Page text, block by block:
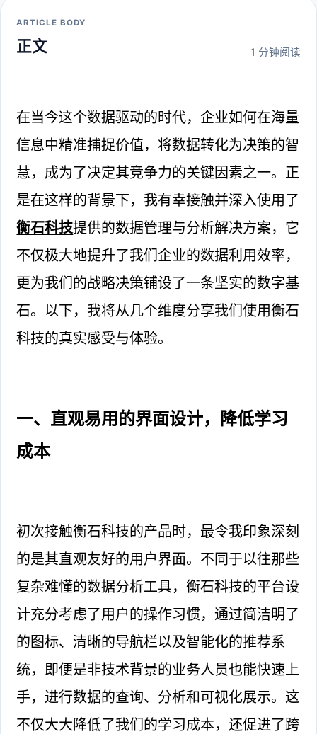
ARTICLE BODY
正文 1 分钟阅读
在当今这个数据驱动的时代，企业如何在海量
信息中精准捕捉价值，将数据转化为决策的智
慧，成为了决定其竞争力的关键因素之一。正
是在这样的背景下，我有幸接触并深入使用了
衡石科技提供的数据管理与分析解决方案，它
不仅极大地提升了我们企业的数据利用效率，
更为我们的战略决策铺设了一条坚实的数字基
石。以下，我将从几个维度分享我们使用衡石
科技的真实感受与体验。
一、直观易用的界面设计，降低学习
成本
初次接触衡石科技的产品时，最令我印象深刻
的是其直观友好的用户界面。不同于以往那些
复杂难懂的数据分析工具，衡石科技的平台设
计充分考虑了用户的操作习惯，通过简洁明了
的图标、清晰的导航栏以及智能化的推荐系
统，即便是非技术背景的业务人员也能快速上
手，进行数据的查询、分析和可视化展示。这
不仅大大降低了我们的学习成本，还促进了跨